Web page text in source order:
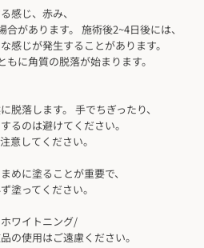
感じ、赤み、
があります。 施術後2~4日後には、
感じが発生することがあります。
に角質の脱落が始まります。
脱落します。 手でちぎったり、
るのは避けてください。
意してください。
めに塗ることが重要で、
塗ってください。
ワイトニング/
の使用はご遠慮ください。